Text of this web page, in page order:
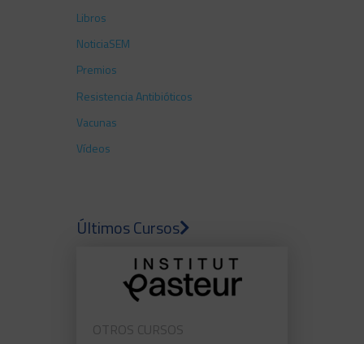
Libros
NoticiaSEM
Premios
Resistencia Antibióticos
Vacunas
Vídeos
Últimos Cursos
OTROS CURSOS